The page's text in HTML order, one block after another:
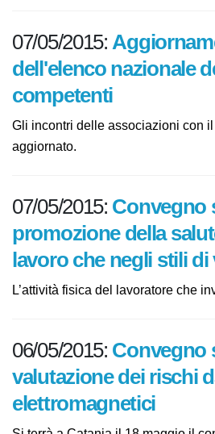
07/05/2015:
dell'elenco nazionale
competenti
Gli incontri delle associazioni con
aggiornato.
07/05/2015: Convegno
promozione della
lavoro che negli stili di
L’attività fisica del lavoratore che
06/05/2015: Convegno
valutazione dei rischi
elettromagnetici